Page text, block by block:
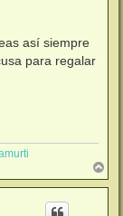
así siempre
para regalar
r
r